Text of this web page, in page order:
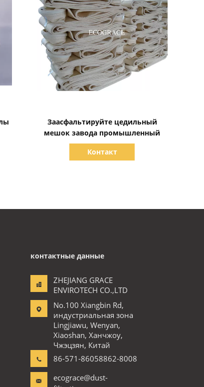
Заасфальтируйте цедильный
мешок завода промышленный
Контакт
контактные данные
ZHEJIANG GRACE
ENVIROTECH CO.,LTD
No.100 Xiangbin Rd,
индустриальная зона
Lingjiawu, Wenyan,
Xiaoshan, Ханчжоу,
Чжэцзян, Китай
86-571-86058862-8008
ecograce@dust-